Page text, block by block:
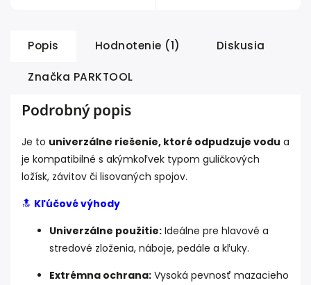
Popis Hodnotenie (1) Diskusia
Značka PARKTOOL
Podrobný popis
Je to univerzálne riešenie, ktoré odpudzuje vodu a
je kompatibilné s akýmkoľvek typom guličkových
ložísk, závitov či lisovaných spojov.
🔝 Kľúčové výhody
Univerzálne použitie: Ideálne pre hlavové a
stredové zloženia, náboje, pedále a kľuky.
Extrémna ochrana: Vysoká pevnosť mazacieho